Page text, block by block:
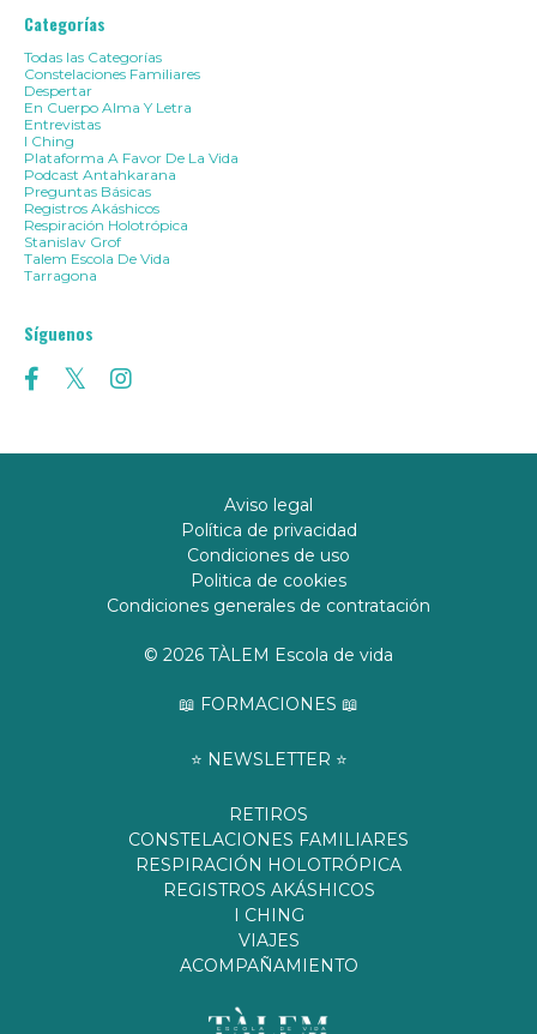
Categorías
Todas las Categorías
Constelaciones Familiares
Despertar
En Cuerpo Alma Y Letra
Entrevistas
I Ching
Plataforma A Favor De La Vida
Podcast Antahkarana
Preguntas Básicas
Registros Akáshicos
Respiración Holotrópica
Stanislav Grof
Talem Escola De Vida
Tarragona
Síguenos
Aviso legal
Política de privacidad
Condiciones de uso
Politica de cookies
Condiciones generales de contratación
© 2026 TÀLEM Escola de vida
📖 FORMACIONES 📖
⭐️ NEWSLETTER ⭐️
RETIROS
CONSTELACIONES FAMILIARES
RESPIRACIÓN HOLOTRÓPICA
REGISTROS AKÁSHICOS
I CHING
VIAJES
ACOMPAÑAMIENTO